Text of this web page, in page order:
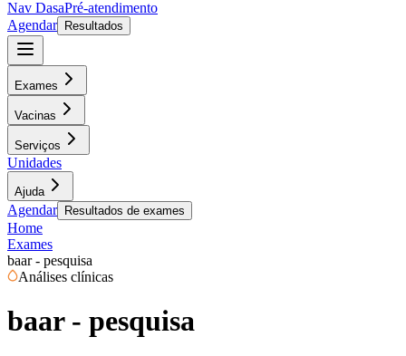
Nav DasaPré-atendimento
Agendar
Resultados
Exames
Vacinas
Serviços
Unidades
Ajuda
Agendar Resultados de exames
Home
Exames
baar - pesquisa
Análises clínicas
baar - pesquisa